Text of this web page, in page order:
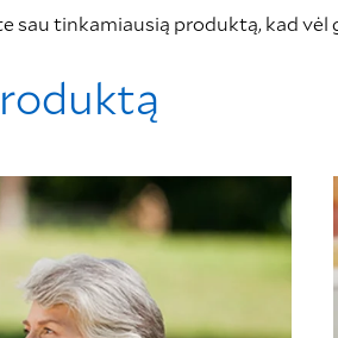
tinkamiausią produktą, kad